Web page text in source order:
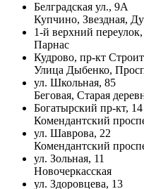
Белградская ул., 9А
Купчино, Звездная,
1-й верхний
Парнас
Кудрово, пр-кт
Улица Дыбенко,
ул. Школьная, 85
Беговая, Старая
Богатырский пр-кт,
Комендантский
ул. Шаврова, 22
Комендантский
ул. Зольная, 11
Новочеркасская
ул. Здоровцева, 13